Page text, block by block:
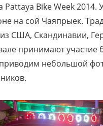
Pattaya Bike Week
на сой Чаяпрыек.
США, Скандинавии,
принимают участие
небольшой